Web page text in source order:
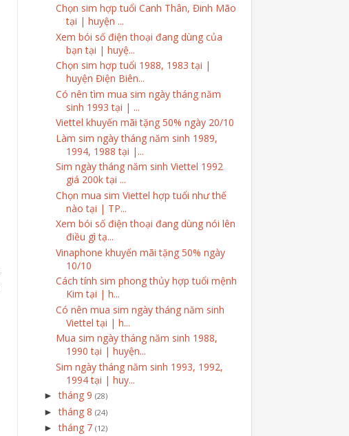
Chọn sim hợp tuổi Canh Thân, Đinh Mão
tại | huyện ...
Xem bói số điện thoại đang dùng của
bạn tại | huyệ...
Chọn sim hợp tuổi 1988, 1983 tại |
huyện Điện Biên...
Có nên tìm mua sim ngày tháng năm
sinh 1993 tại | ...
Viettel khuyến mãi tặng 50% ngày 20/10
Làm sim ngày tháng năm sinh 1989,
1994, 1988 tại |...
Sim ngày tháng năm sinh Viettel 1992
giá 200k tại ...
Chọn mua sim Viettel hợp tuổi như thế
nào tại | TP...
Xem bói số điện thoại đang dùng nói lên
điều gì tạ...
Vinaphone khuyến mãi tặng 50% ngày
10/10
Cách tính sim phong thủy hợp tuổi mệnh
Kim tại | h...
Có nên mua sim ngày tháng năm sinh
Viettel tại | h...
Mua sim ngày tháng năm sinh 1988,
1990 tại | huyện...
Sim ngày tháng năm sinh 1993, 1992,
1994 tại | huy...
►tháng 9 (28)
►tháng 8 (24)
►tháng 7 (12)